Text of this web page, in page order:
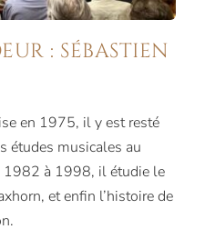
: SÉBASTIEN
en 1975, il y est resté
études musicales au
1982 à 1998, il étudie le
et enfin l’histoire de